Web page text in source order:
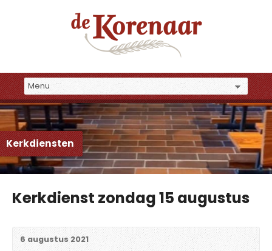
Kerkdiensten
Kerkdienst zondag 15 augustus
6 augustus 2021